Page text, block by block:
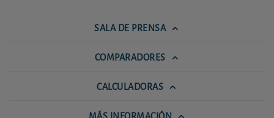
SALA DE PRENSA
COMPARADORES
CALCULADORAS
MÁS INFORMACIÓN